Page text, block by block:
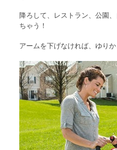
降ろして、レストラン、公園
ちゃう！
アームを下げなければ、ゆり